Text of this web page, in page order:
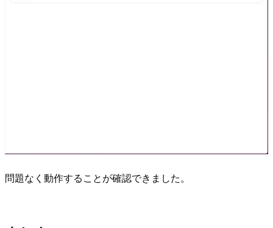
問題なく動作することが確認できました。